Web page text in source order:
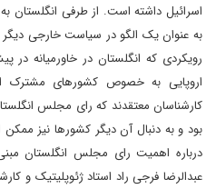
اسرائیل داشته است. از طرفی انگلستان
به عنوان یک الگو در سیاست خارجی دیگر
رویکردی که انگلستان در خاورمیانه در
اروپایی به خصوص کشورهای مشترک
کارشناسان معتقدند که رای مجلس
بود و به دنبال آن دیگر کشورها نیز
درباره اهمیت رای مجلس انگلستان
عبدالرضا فرجی راد استاد ژئوپلیتیک و